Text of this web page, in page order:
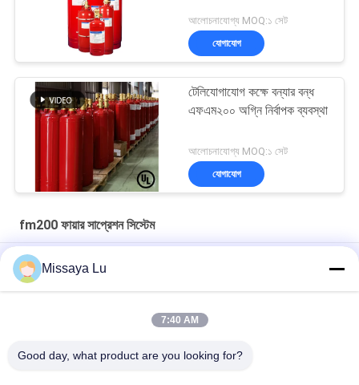
আলোচনাযোগ্য MOQ:১ সেট
যোগাযোগ
টেলিযোগাযোগ কক্ষে বন্যার বন্ধ
এফএম২০০ অগ্নি নির্বাপক ব্যবস্থা
আলোচনাযোগ্য MOQ:১ সেট
যোগাযোগ
fm200 ফায়ার সাপ্রেশন সিস্টেম
2.5MPa বৈদ্যুতিক ক্যাবিনেট ফায়ার সাপ্রেশন সিস্টেম Fm200 স্বয়ংক্রিয় অগ্নি
নির্বাপকMissaya Lu
7:40 AM
Good day, what product are you looking for?